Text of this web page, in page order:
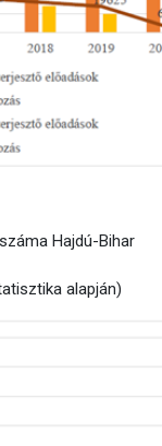
Hajdú-Bihar
alapján)